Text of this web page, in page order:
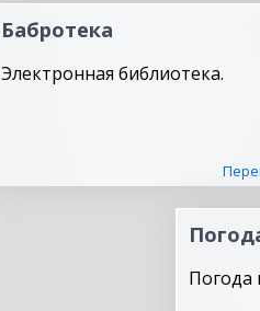
Бабротека
Электронная библиотека.
Погода